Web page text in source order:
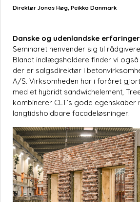
Direktør Jonas Høg, Peikko Danmark
Danske og udenlandske erfaringer
Seminaret henvender sig til
Blandt indlægsholdere finder vi også
der er salgsdirektør i
A/S. Virksomheden har i foråret
med et hybridt sandwichelement,
kombinerer CLT’s gode egenskaber
langtidsholdbare facadeløsninger.